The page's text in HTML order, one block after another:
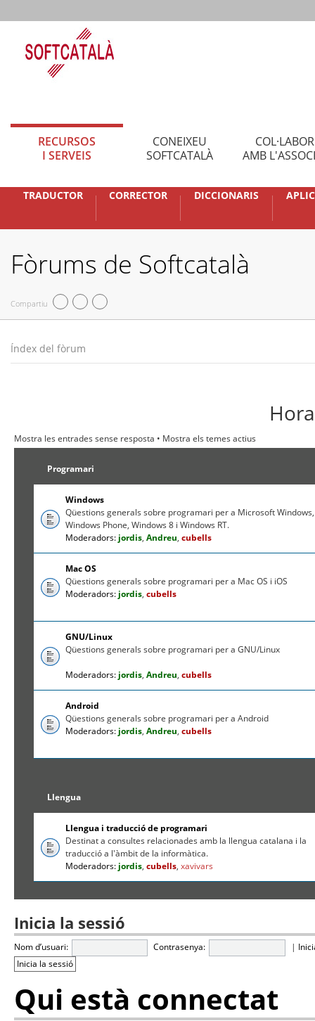
RECURSOS
I SERVEIS
CONEIXEU
SOFTCATALÀ
AMB
TRADUCTOR CORRECTOR DICCIONARIS
Fòrums de Softcatalà
Compartiu
Índex del fòrum
Mostra les entrades sense resposta • Mostra els temes actius
Programari
Windows
Qüestions generals sobre programari per a Microsoft Windows,
Windows Phone, Windows 8 i Windows RT.
Moderadors: jordis,Andreu,cubells
Mac OS
Qüestions generals sobre programari per a Mac OS i iOS
Moderadors: jordis,cubells
GNU/Linux
Qüestions generals sobre programari per a GNU/Linux
Moderadors: jordis,Andreu,cubells
Android
Qüestions generals sobre programari per a Android
Moderadors: jordis,Andreu,cubells
Llengua
Llengua i traducció de programari
Destinat a consultes relacionades amb la llengua catalana i la
traducció a l'àmbit de la informàtica.
Moderadors: jordis,cubells,xavivars
Inicia la sessió
Nom d’usuari: Contrasenya: |
Qui està connectat